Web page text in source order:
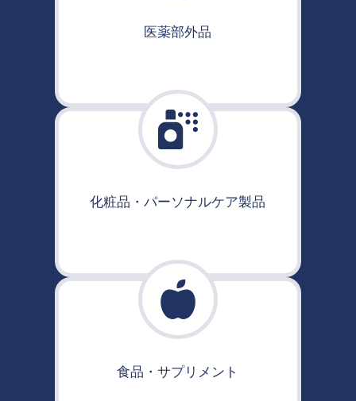
医薬部外品
化粧品・パーソナルケア製品
食品・サプリメント